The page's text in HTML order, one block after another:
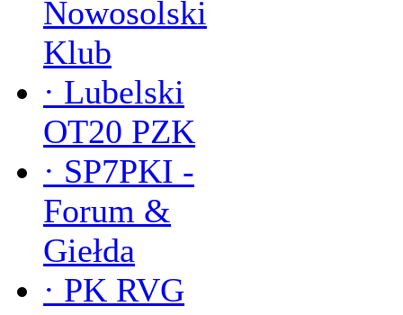
Nowosolski
Klub
· Lubelski
OT20 PZK
· SP7PKI -
Forum &
Giełda
· PK RVG